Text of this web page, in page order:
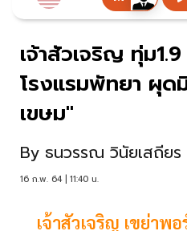
เจ้าสัวเจริญ ทุ่ม
โรงแรมพัทยา ผุด
เขษม"
By ธนวรรณ วินัยเสถียร
16 ก.พ. 64 | 11:40 น.
เจ้าสัวเจริญ เขย่าพ